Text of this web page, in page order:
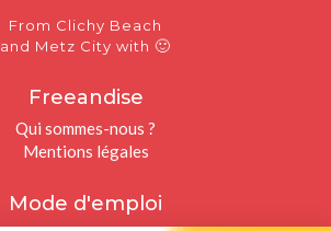
From Clichy Beach
and Metz City with 🙂
Freeandise
Qui sommes-nous ?
Mentions légales
Mode d'emploi